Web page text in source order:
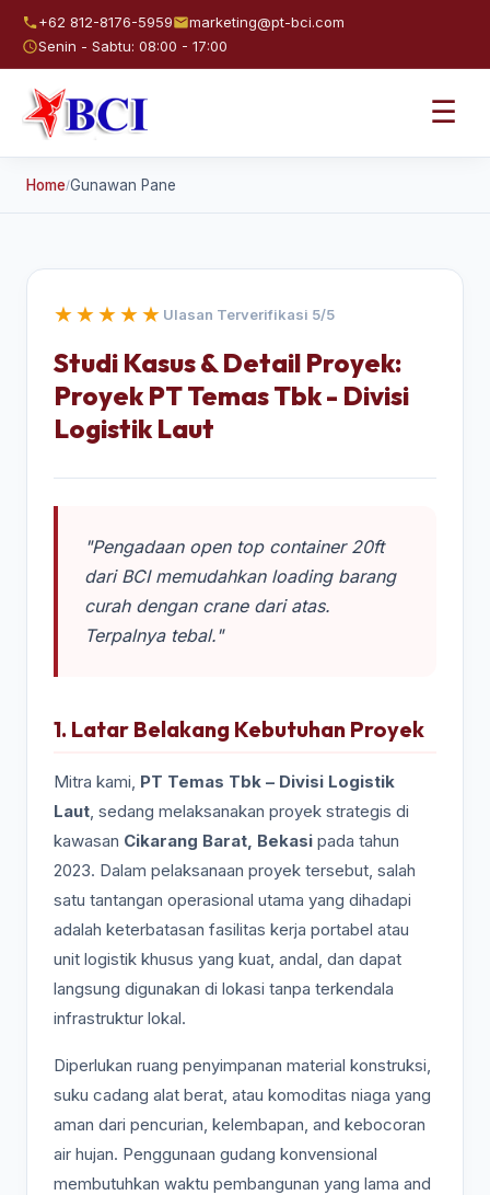
+62 812-8176-5959
marketing@pt-bci.com
Senin - Sabtu: 08:00 - 17:00
☰
Home/Gunawan Pane
★★★★★ Ulasan Terverifikasi 5/5
Studi Kasus & Detail Proyek:
Proyek PT Temas Tbk - Divisi
Logistik Laut
"Pengadaan open top container 20ft
dari BCI memudahkan loading barang
curah dengan crane dari atas.
Terpalnya tebal."
1. Latar Belakang Kebutuhan Proyek
Mitra kami, PT Temas Tbk – Divisi Logistik
Laut, sedang melaksanakan proyek strategis di
kawasan Cikarang Barat, Bekasi pada tahun
2023. Dalam pelaksanaan proyek tersebut, salah
satu tantangan operasional utama yang dihadapi
adalah keterbatasan fasilitas kerja portabel atau
unit logistik khusus yang kuat, andal, dan dapat
langsung digunakan di lokasi tanpa terkendala
infrastruktur lokal.
Diperlukan ruang penyimpanan material konstruksi,
suku cadang alat berat, atau komoditas niaga yang
aman dari pencurian, kelembapan, and kebocoran
air hujan. Penggunaan gudang konvensional
membutuhkan waktu pembangunan yang lama and